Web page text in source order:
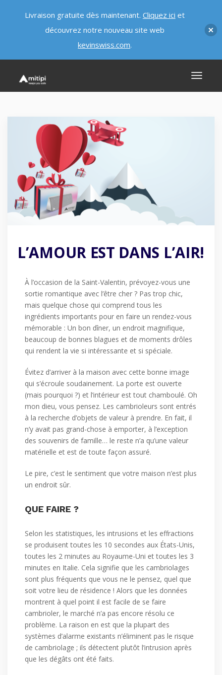
L’AMOUR EST DANS L’AIR!
À l’occasion de la Saint-Valentin, prévoyez-vous une
sortie romantique avec l’être cher ? Pas trop chic,
mais quelque chose qui comprend tous les
ingrédients importants pour en faire un rendez-vous
mémorable : Un bon dîner, un endroit magnifique,
beaucoup de bonnes blagues et de moments drôles
qui rendent la vie si intéressante et si spéciale.
Évitez d’arriver à la maison avec cette bonne image
qui s’écroule soudainement. La porte est ouverte
(mais pourquoi ?) et l’intérieur est tout chamboulé. Oh
mon dieu, vous pensez. Les cambrioleurs sont entrés
à la recherche d’objets de valeur à prendre. En fait, il
n’y avait pas grand-chose à emporter, à l’exception
des souvenirs de famille… le reste n’a qu’une valeur
matérielle et est de toute façon assuré.
Le pire, c’est le sentiment que votre maison n’est plus
un endroit sûr.
QUE FAIRE ?
Selon les statistiques, les intrusions et les effractions
se produisent toutes les 10 secondes aux États-Unis,
toutes les 2 minutes au Royaume-Uni et toutes les 3
minutes en Italie. Cela signifie que les cambriolages
sont plus fréquents que vous ne le pensez, quel que
soit votre lieu de résidence ! Alors que les données
montrent à quel point il est facile de se faire
cambrioler, le marché n’a pas encore résolu ce
problème. La raison en est que la plupart des
systèmes d’alarme existants n’éliminent pas le risque
de cambriolage ; ils détectent plutôt l’intrusion après
que les dégâts ont été faits.
Livraison gratuite dès maintenant. Cliquez ici et
découvrez notre nouveau site web
kevinswiss.com.